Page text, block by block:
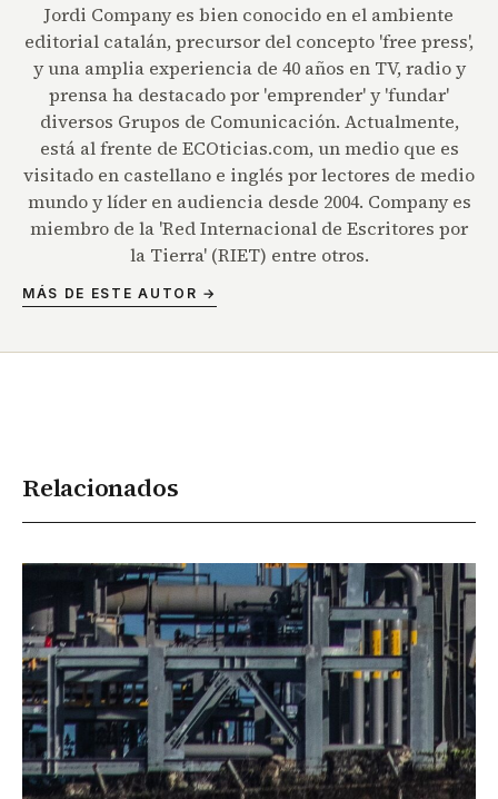
Jordi Company es bien conocido en el ambiente
editorial catalán, precursor del concepto 'free press',
y una amplia experiencia de 40 años en TV, radio y
prensa ha destacado por 'emprender' y 'fundar'
diversos Grupos de Comunicación. Actualmente,
está al frente de ECOticias.com, un medio que es
visitado en castellano e inglés por lectores de medio
mundo y líder en audiencia desde 2004. Company es
miembro de la 'Red Internacional de Escritores por
la Tierra' (RIET) entre otros.
MÁS DE ESTE AUTOR →
Relacionados